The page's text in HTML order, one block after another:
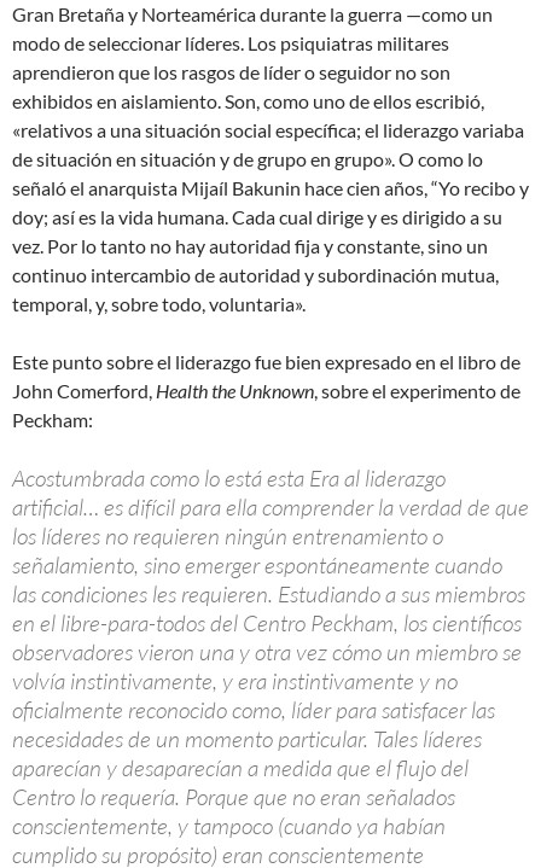
Gran Bretaña y Norteamérica durante la guerra —como un
modo de seleccionar líderes. Los psiquiatras militares
aprendieron que los rasgos de líder o seguidor no son
exhibidos en aislamiento. Son, como uno de ellos escribió,
«relativos a una situación social específica; el liderazgo variaba
de situación en situación y de grupo en grupo». O como lo
señaló el anarquista Mijaíl Bakunin hace cien años, “Yo recibo y
doy; así es la vida humana. Cada cual dirige y es dirigido a su
vez. Por lo tanto no hay autoridad fija y constante, sino un
continuo intercambio de autoridad y subordinación mutua,
temporal, y, sobre todo, voluntaria».
Este punto sobre el liderazgo fue bien expresado en el libro de
John Comerford, Health the Unknown, sobre el experimento de
Peckham:
Acostumbrada como lo está esta Era al liderazgo
artificial… es difícil para ella comprender la verdad de que
los líderes no requieren ningún entrenamiento o
señalamiento, sino emerger espontáneamente cuando
las condiciones les requieren. Estudiando a sus miembros
en el libre-para-todos del Centro Peckham, los científicos
observadores vieron una y otra vez cómo un miembro se
volvía instintivamente, y era instintivamente y no
oficialmente reconocido como, líder para satisfacer las
necesidades de un momento particular. Tales líderes
aparecían y desaparecían a medida que el flujo del
Centro lo requería. Porque que no eran señalados
conscientemente, y tampoco (cuando ya habían
cumplido su propósito) eran conscientemente